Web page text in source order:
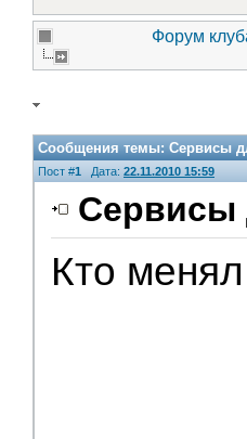
Форум
Сообщения темы:Сервисы
Пост #1 Дата: 22.11.2010 15:59
Сервисы
Кто